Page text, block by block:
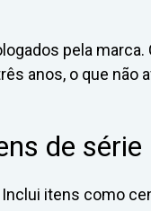
pela marca.
anos, o que não
de série
itens como